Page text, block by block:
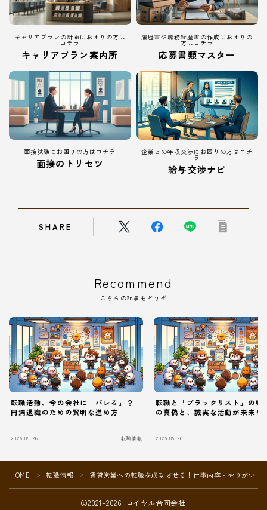
Follow Me
キャリアプランの計画にお困りの方は
コチラ
キャリアプラン案内所
履歴書や職務経歴書の作成にお困りの
方はコチラ
応募書類マスター
面接試験にお困りの方はコチラ
面接のトリセツ
企業との年収交渉にお困りの方はコチ
ラ
給与交渉ナビ
SHARE
Recommend
こちらの記事もどうぞ
転職活動、今の会社に「バレる」？
円満退職のための賢明な進め方
2025.05.26 転職情報
転職と「ブラックリスト」の噂
の真偽と、誠実な活動が未来を
2025.05.26
HOME ＞ 転職情報 ＞ 賃貸営業への転職を成功させる！仕事内容・やりがい・
2021–2026 ロイヤル合同会社